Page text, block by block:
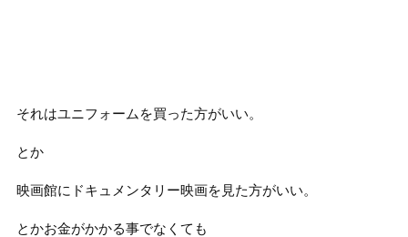
それはユニフォームを買った方がいい。
とか
映画館にドキュメンタリー映画を見た方がいい。
とかお金がかかる事でなくても